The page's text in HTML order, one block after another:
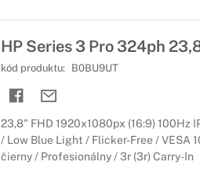
HP Series 3 Pro 324ph
kód produktu: B0BU9UT
23,8" FHD 1920x1080px (16:9) 100Hz
/ Low Blue Light / Flicker-Free / VESA
čierny / Profesionálny / 3r (3r) Carry-In